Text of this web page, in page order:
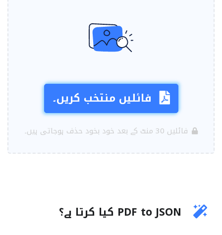
فائلیں منتخب کریں۔
فائلیں 30 منٹ کے بعد خود بخود حذف ہوجاتی ہیں۔
PDF to JSON کیا کرتا ہے؟